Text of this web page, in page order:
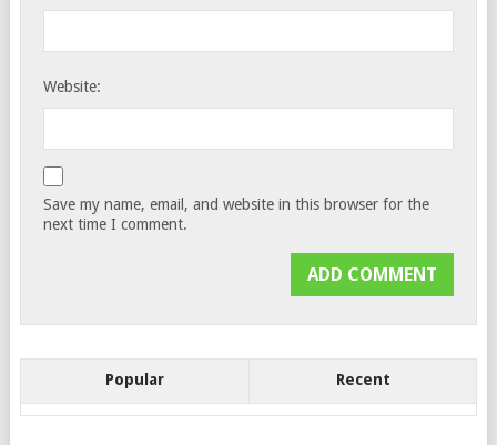
Website:
Save my name, email, and website in this browser for the
next time I comment.
Popular Recent